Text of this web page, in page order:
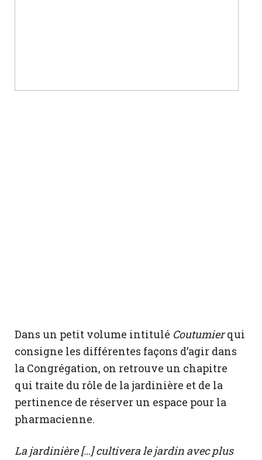
Dans un petit volume intitulé Coutumierqui
consigne les différentes façons d’agir dans
la Congrégation, on retrouve un chapitre
qui traite du rôle de la jardinière et de la
pertinence de réserver un espace pour la
pharmacienne.
La jardinière […] cultivera le jardin avec plus